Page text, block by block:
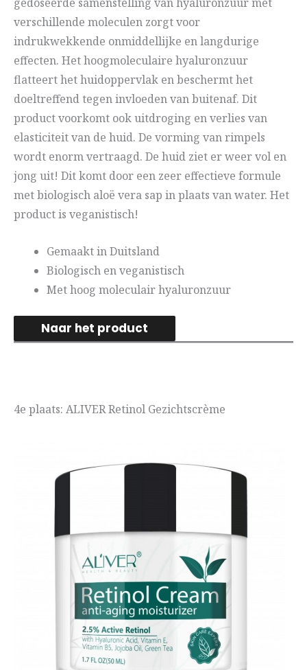
verschillende moleculen zorgt voor
indrukwekkende onmiddellijke en langdurige
effecten. Het hoogmoleculaire hyaluronzuur
flatteert het huidoppervlak en beschermt het
doeltreffend tegen invloeden van buitenaf. Dit
product voorkomt ook uitdroging en verlies van
elasticiteit van de huid. De vorming van rimpels
wordt enorm vertraagd. De huid ziet er weer vol en
jong uit! Dit komt door een zeer effectieve formule
met biologisch aloë vera sap in plaats van water. Het
product is veganistisch!
Gemaakt in Duitsland
Biologisch en veganistisch
Met hoog moleculair hyaluronzuur
Naar het product
4e plaats: ALIVER Retinol Gezichtscrème